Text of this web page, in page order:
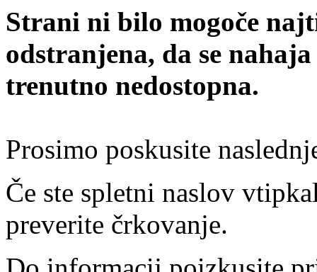
Strani ni bilo mogoče
odstranjena, da se
trenutno nedostopna.
Prosimo poskusite
Če ste spletni naslov
preverite črkovanje.